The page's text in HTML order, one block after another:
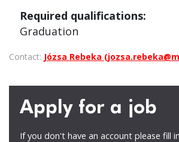
Required qualifications:
Graduation
Contact: Józsa Rebeka
Apply for a job
If you don't have an account please fill